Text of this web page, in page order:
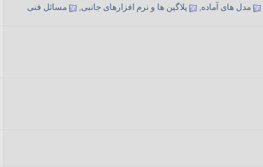
مدل های آماده, پلاگین ها و نرم افزارهای جانبی, مسائل فنی